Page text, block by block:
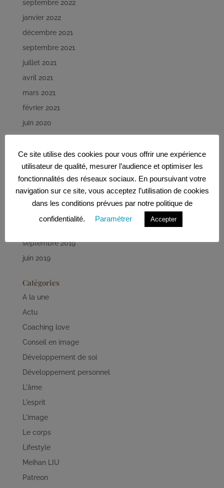
septembre 2022
janvier 2022
décembre 2021
septembre 2021
juillet 2021
avril 2021
mars 2021
février 2021
juin 2020
avril 2020
mars 2020
février 2020
septembre 2019
juin 2019
Catégories
A la une
Actu
Coaching love
Conseil en image
Développement de soi
Développement personnel
L'âme
L'esprit
L'image
Le corps
Lifestyle
Meihan LIU
Patreon
Ce site utilise des cookies pour vous offrir une expérience
utilisateur de qualité, mesurer l’audience et optimiser les
fonctionnalités des réseaux sociaux. En poursuivant votre
navigation sur ce site, vous acceptez l’utilisation de cookies
dans les conditions prévues par notre politique de
confidentialité.
Paramétrer Accepter